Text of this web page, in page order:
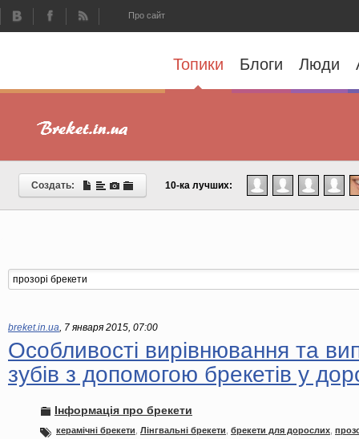
Про сайт
Топики Блоги Люди
Создать: 10-ка лучших:
breket.in.ua, 7 января 2015, 07:00
Особливості вирівнювання та
зубів з допомогою брекетів у
Інформація про брекети
керамічні брекети Лінгвальні брекети брекети для дорослих